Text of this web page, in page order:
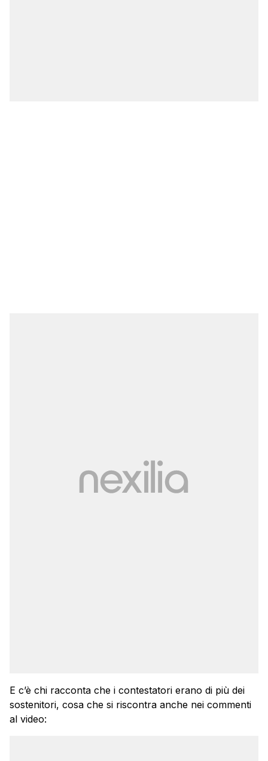
E c’è chi racconta che i contestatori erano di più dei
sostenitori, cosa che si riscontra anche nei commenti
al video: